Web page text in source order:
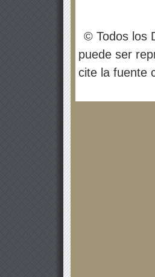
© Todos los
puede ser
cite la fuente